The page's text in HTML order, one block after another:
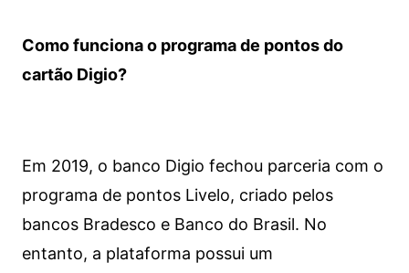
Como funciona o programa de pontos do
cartão Digio?
Em 2019, o banco Digio fechou parceria com o
programa de pontos Livelo, criado pelos
bancos Bradesco e Banco do Brasil. No
entanto, a plataforma possui um